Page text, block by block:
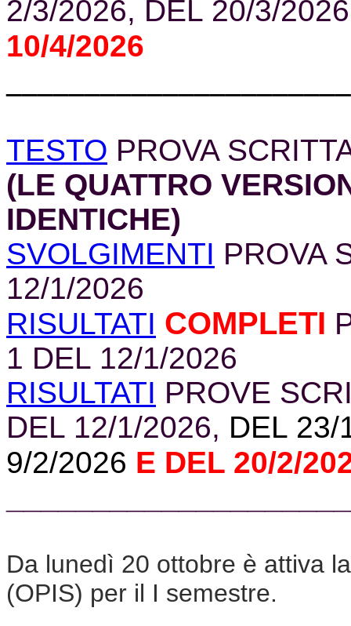
2/3/2026, DEL 20/3/2026
10/4/2026
TESTO PROVA
(LE QUATTRO
IDENTICHE)
SVOLGIMENTI PROVA
12/1/2026
RISULTATI COMPLETI
1 DEL 12/1/2026
RISULTATI PROVE
DEL 12/1/2026, DEL 23/
9/2/2026 E DEL 20/2/
Da lunedì 20 ottobre è attiva
(OPIS) per il I semestre.